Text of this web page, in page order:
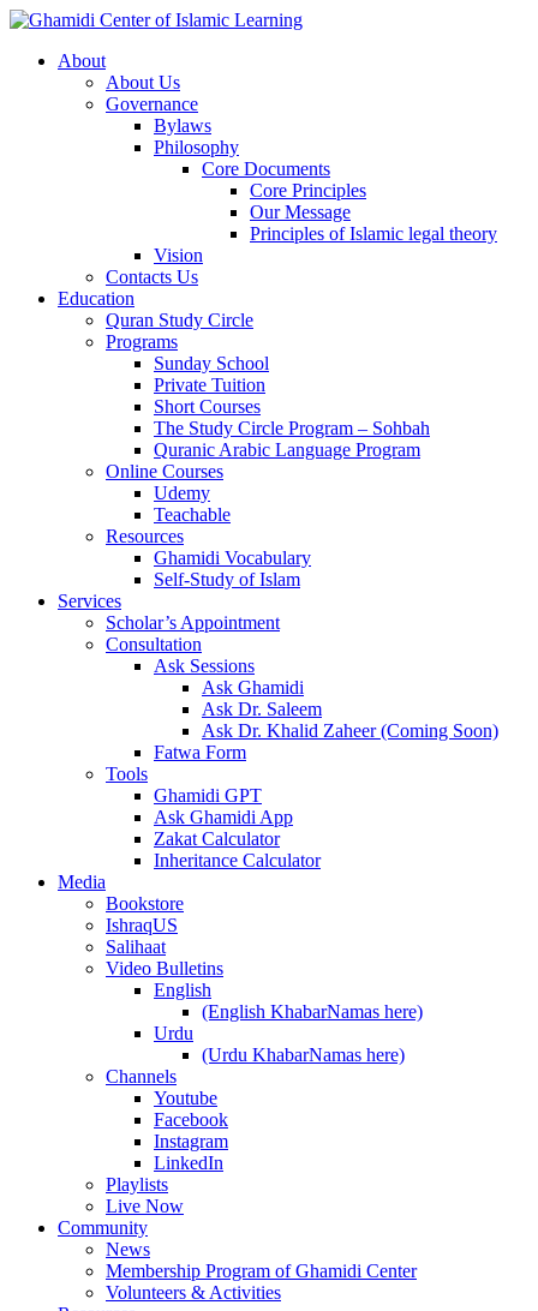
About
About Us
Governance
Bylaws
Philosophy
Core Documents
Core Principles
Our Message
Principles of Islamic legal theory
Vision
Contacts Us
Education
Quran Study Circle
Programs
Sunday School
Private Tuition
Short Courses
The Study Circle Program – Sohbah
Quranic Arabic Language Program
Online Courses
Udemy
Teachable
Resources
Ghamidi Vocabulary
Self-Study of Islam
Services
Scholar’s Appointment
Consultation
Ask Sessions
Ask Ghamidi
Ask Dr. Saleem
Ask Dr. Khalid Zaheer (Coming Soon)
Fatwa Form
Tools
Ghamidi GPT
Ask Ghamidi App
Zakat Calculator
Inheritance Calculator
Media
Bookstore
IshraqUS
Salihaat
Video Bulletins
English
(English KhabarNamas here)
Urdu
(Urdu KhabarNamas here)
Channels
Youtube
Facebook
Instagram
LinkedIn
Playlists
Live Now
Community
News
Membership Program of Ghamidi Center
Volunteers & Activities